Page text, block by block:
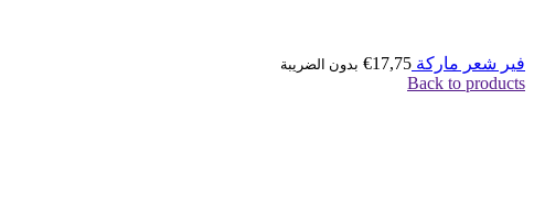
فير شعر ماركة €17,75 بدون الضريبة
Back to products